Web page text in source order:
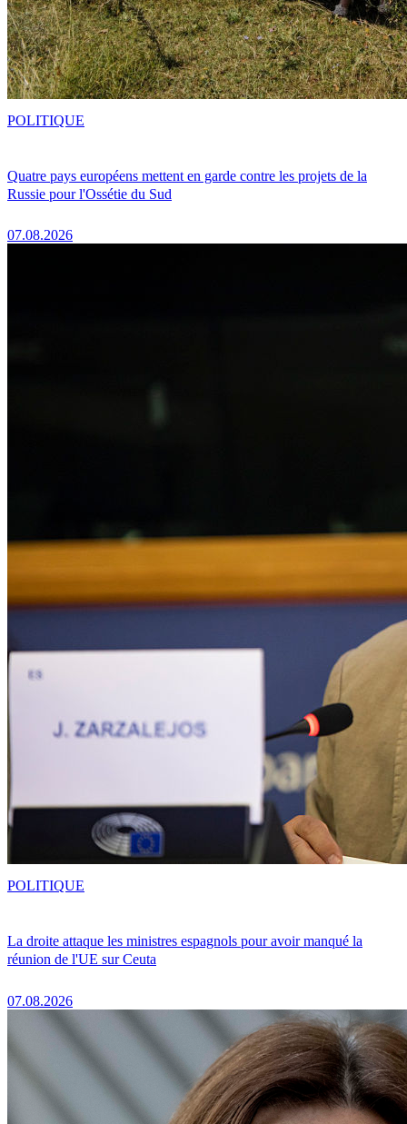
Quatre pays européens mettent en garde contre les projets de la
Russie pour l'Ossétie du Sud
07.08.2026
POLITIQUE
La droite attaque les ministres espagnols pour avoir manqué la
réunion de l'UE sur Ceuta
07.08.2026
POLITIQUE